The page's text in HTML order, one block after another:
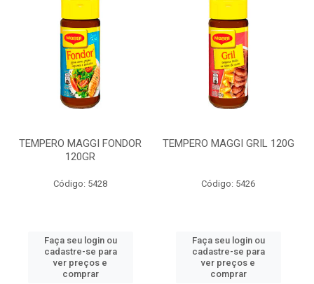
TEMPERO MAGGI FONDOR
120GR
Código: 5428
Faça seu login ou
cadastre-se para
ver preços e
comprar
TEMPERO MAGGI GRIL 120G
Código: 5426
Faça seu login ou
cadastre-se para
ver preços e
comprar